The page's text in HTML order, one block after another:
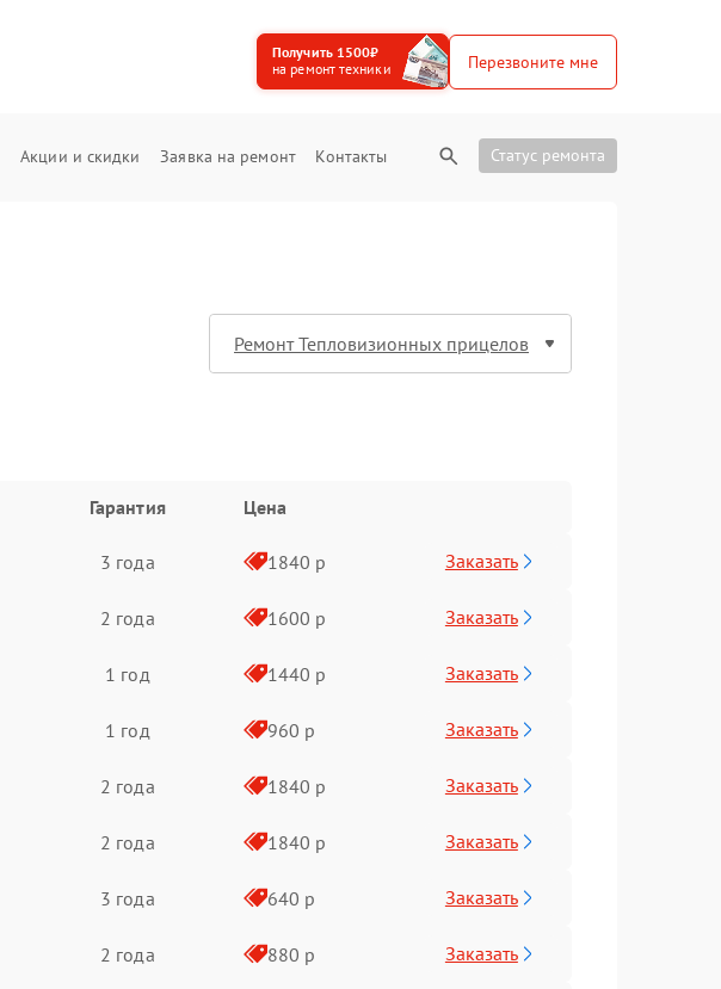
Получить 1500₽
на ремонт техники
Перезвоните мне
Акции и скидки Заявка на ремонт Контакты Статус ремонта
Гарантия Цена
3 года 1840 р Заказать
2 года 1600 р Заказать
1 год 1440 р Заказать
1 год 960 р Заказать
2 года 1840 р Заказать
2 года 1840 р Заказать
3 года 640 р Заказать
2 года 880 р Заказать